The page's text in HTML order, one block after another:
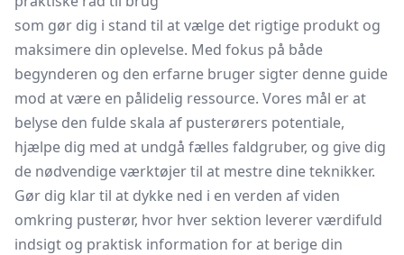
som gør dig i stand til at vælge det rigtige produkt og
maksimere din oplevelse. Med fokus på både
begynderen og den erfarne bruger sigter denne guide
mod at være en pålidelig ressource. Vores mål er at
belyse den fulde skala af pusterørers potentiale,
hjælpe dig med at undgå fælles faldgruber, og give dig
de nødvendige værktøjer til at mestre dine teknikker.
Gør dig klar til at dykke ned i en verden af viden
omkring pusterør, hvor hver sektion leverer værdifuld
indsigt og praktisk information for at berige din